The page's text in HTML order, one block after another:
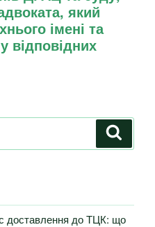
який
імені та
відповідних
доставлення до ТЦК: що